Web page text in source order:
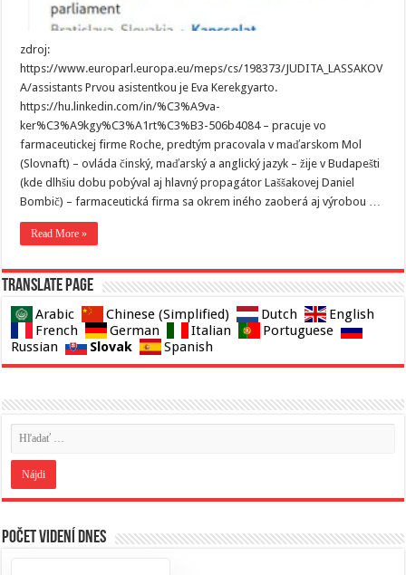
zdroj:
https://www.europarl.europa.eu/meps/cs/198373/JUDITA_LASSAKOV
A/assistants Prvou asistentkou je Eva Kerekgyarto.
https://hu.linkedin.com/in/%C3%A9va-
ker%C3%A9kgy%C3%A1rt%C3%B3-506b4084 – pracuje vo
farmaceutickej firme Roche, predtým pracovala v maďarskom Mol
(Slovnaft) – ovláda činský, maďarský a anglický jazyk – žije v Budapešti
(kde dlhšiu dobu pobýval aj hlavný propagátor Laššakovej Daniel
Bombič) – farmaceutická firma sa okrem iného zaoberá aj výrobou …
Read More »
Translate page
Arabic Chinese (Simplified) Dutch
English
French
German Italian
Portuguese
Russian
Slovak Spanish
Počet videní dnes